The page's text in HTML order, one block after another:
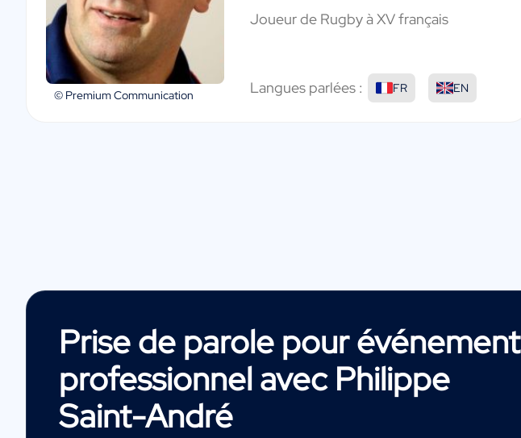
© Premium Communication
Joueur de Rugby à XV français
Langues parlées : FR EN
Prise de parole pour événement
professionnel avec Philippe
Saint-André